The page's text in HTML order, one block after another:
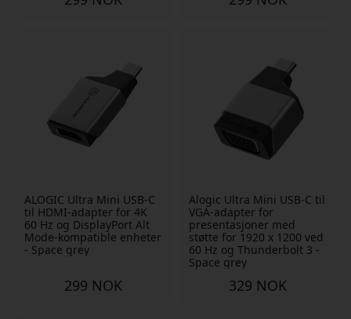
ALOGIC Ultra Mini USB-C
til HDMI-adapter for 4K
60 Hz og DisplayPort Alt
Mode-kompatible enheter
- Space grey
299 NOK
Alogic Ultra Mini USB-C til
VGA-adapter for
presentasjoner med
støtte for 1920 x 1200 ved
60 Hz og Thunderbolt 3 -
Space grey
329 NOK